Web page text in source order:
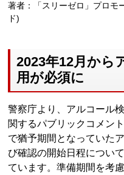
著者：「スリーゼロ」プロモ
ド)
2023年12月から
用が必須に
警察庁より、アルコール
関するパブリックコメン
で猶予期間となっていた
び確認の開始日程につい
ています。準備期間を考